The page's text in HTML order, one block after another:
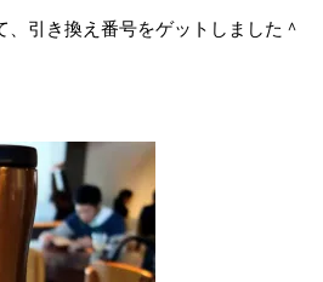
引き換え番号をゲットしました＾